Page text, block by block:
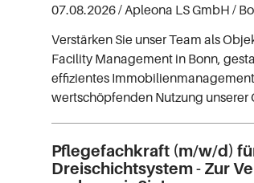
07.08.2026 / Apleona LS GmbH /
Verstärken Sie unser Team als
Facility Management in Bonn,
effizientes
wertschöpfenden Nutzung unserer
Pflegefachkraft (m/w/d)
Dreischichtsystem - Zur